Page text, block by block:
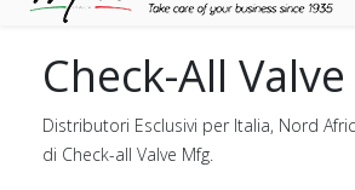
Check-All Valve
Distributori Esclusivi per Italia, Nord
di Check-all Valve Mfg.